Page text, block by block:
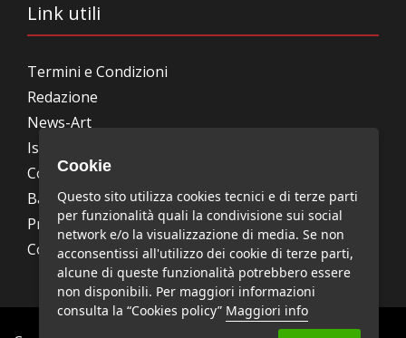
Link utili
Termini e Condizioni
Redazione
News-Art
Iscrizione alla newsletter
Collabora con noi
Bandi, concorsi, premi
Privacy Policy
Cookie Policy
Cookie
Questo sito utilizza cookies tecnici e di terze parti
per funzionalità quali la condivisione sui social
network e/o la visualizzazione di media. Se non
acconsentissi all'utilizzo dei cookie di terze parti,
alcune di queste funzionalità potrebbero essere
non disponibili. Per maggiori informazioni
consulta la “Cookies policy” Maggiori info